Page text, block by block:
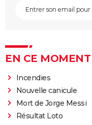
EN CE MOMENT
Incendies
Nouvelle canicule
Mort de Jorge Messi
Résultat Loto